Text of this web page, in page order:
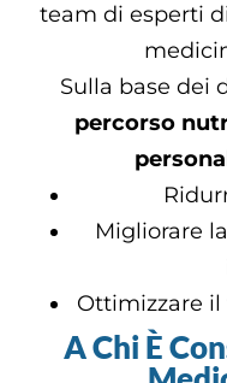
team di esperti
Sulla base dei
percorso
Migliorare
Ottimizzare
A Chi È